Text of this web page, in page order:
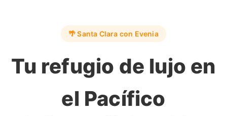
🌴 Santa Clara con Evenia
Tu refugio de lujo en
el Pacífico